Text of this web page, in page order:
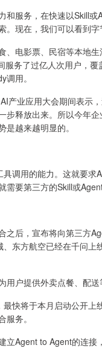
和服务，在快速以Skill
现在，我们可以看到字
、电影票、民宿等本地
务了过亿人次用户，
用。
产业应用大会期间表示
步释放出来。所以今年
越来越明显的。
调用的能力。这就要
要第三方的Skill或Agent
之后，宣布将向第三方
东方航空已经在千问
户提供外卖点餐、配
快将于本月启动公开上
务。
立Agent to Agent的连